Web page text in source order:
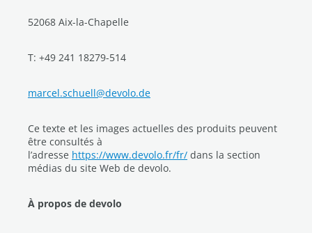
52068 Aix-la-Chapelle
T: +49 241 18279-514
marcel.schuell@devolo.de
Ce texte et les images actuelles des produits peuvent
être consultés à
l’adresse https://www.devolo.fr/fr/ dans la section
médias du site Web de devolo.
À propos de devolo